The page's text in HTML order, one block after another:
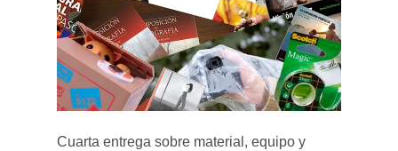
Cuarta entrega sobre material, equipo y